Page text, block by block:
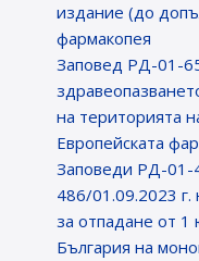
издание (до
фармакопея
Заповед РД-01-
на територията
Европейската
Заповеди РД-01-
486/01.09.2023 г.
за отпадане от 1
България на